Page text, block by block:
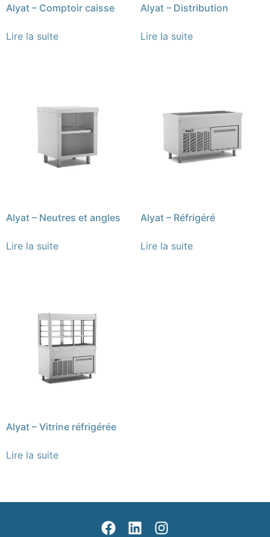
Alyat – Comptoir caisse
Lire la suite
Alyat – Distribution
Lire la suite
Alyat – Neutres et angles
Lire la suite
Alyat – Réfrigéré
Lire la suite
Alyat – Vitrine réfrigérée
Lire la suite